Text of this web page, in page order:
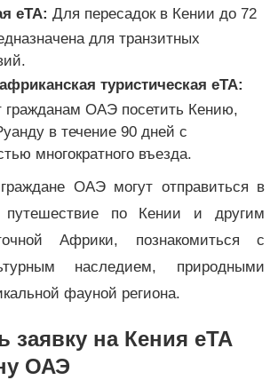
eTA: Для пересадок в Кении до 72
для транзитных
туристическая eTA:
гражданам ОАЭ посетить Кению,
в течение 90 дней с
многократного въезда.
ОАЭ могут отправиться в
путешествие по Кении и другим
Африки, познакомиться с
наследием, природными
фауной региона.
заявку на Кения eTA
ОАЭ